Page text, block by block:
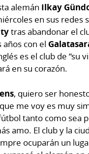
alemán Ilkay
en sus redes
tras abandonar el
con el
es el club de “su
en su corazón.
, quiero ser
me voy es muy
tanto como sea
amo. El club y la
ocuparán un